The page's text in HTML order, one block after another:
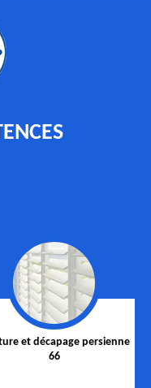
et décapage persienne
66